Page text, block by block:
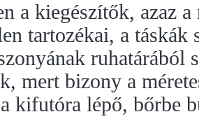
a kiegészítők, azaz
tartozékai, a táskák
ruhatárából
mert bizony a
kifutóra lépő, bőrbe